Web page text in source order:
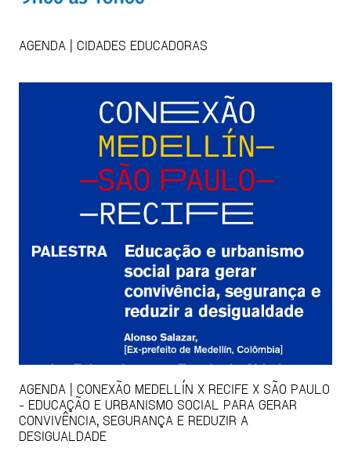
AGENDA | CIDADES EDUCADORAS
AGENDA | CONEXÃO MEDELLÍN X RECIFE X SÃO PAULO
- EDUCAÇÃO E URBANISMO SOCIAL PARA GERAR
CONVIVÊNCIA, SEGURANÇA E REDUZIR A
DESIGUALDADE